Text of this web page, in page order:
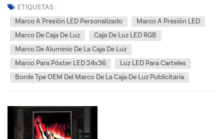
CONDUJO Ssiesta Frame está diseñado específ...
ETIQUETAS :
Marco A Presión LED Personalizado
Marco A Presión LED
Marco De Caja De Luz
Caja De Luz LED RGB
Marco De Aluminio De La Caja De Luz
Marco Para Póster LED 24x36
Luz LED Para Carteles
Borde Tpe OEM Del Marco De La Caja De Luz Publicitaria